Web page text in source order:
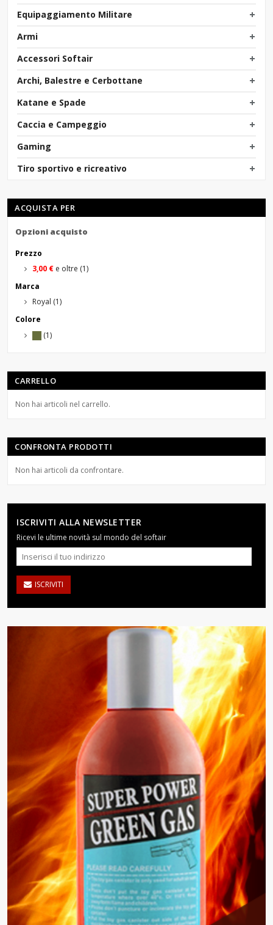
Equipaggiamento Militare
Armi
Accessori Softair
Archi, Balestre e Cerbottane
Katane e Spade
Caccia e Campeggio
Gaming
Tiro sportivo e ricreativo
ACQUISTA PER
Opzioni acquisto
Prezzo
3,00 € e oltre (1)
Marca
Royal (1)
Colore
(1)
CARRELLO
Non hai articoli nel carrello.
CONFRONTA PRODOTTI
Non hai articoli da confrontare.
ISCRIVITI ALLA NEWSLETTER
Ricevi le ultime novità sul mondo del softair
ISCRIVITI